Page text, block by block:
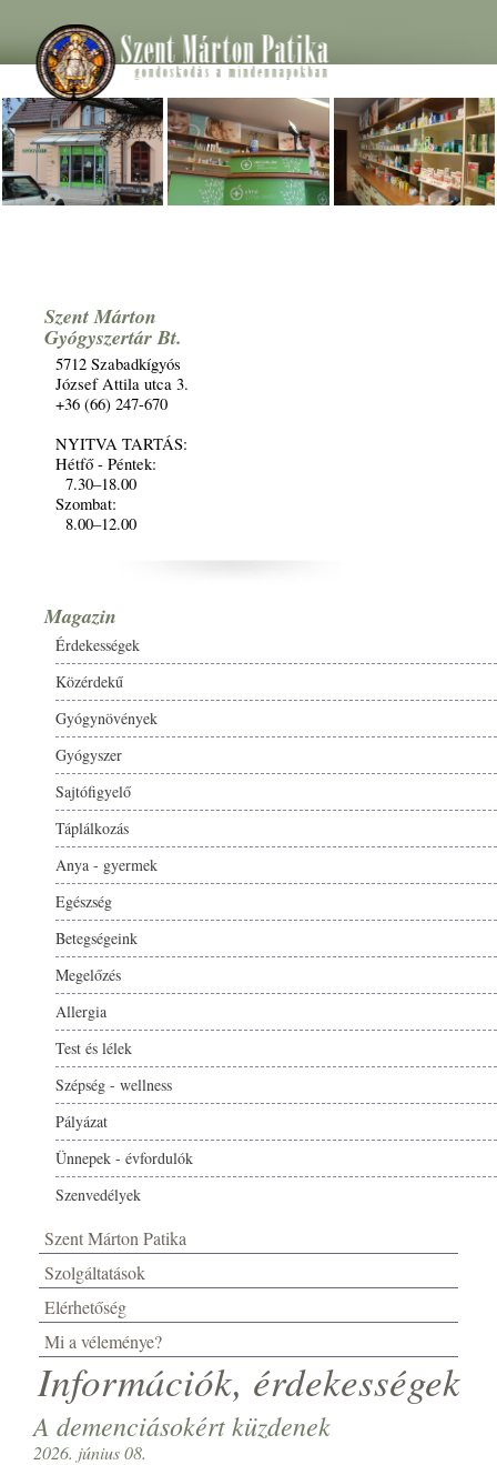
Szent Márton
Gyógyszertár Bt.
5712 Szabadkígyós
József Attila utca 3.
+36 (66) 247-670
NYITVA TARTÁS:
Hétfő - Péntek:
7.30–18.00
Szombat:
8.00–12.00
Magazin
Érdekességek
Közérdekű
Gyógynövények
Gyógyszer
Sajtófigyelő
Táplálkozás
Anya - gyermek
Egészség
Betegségeink
Megelőzés
Allergia
Test és lélek
Szépség - wellness
Pályázat
Ünnepek - évfordulók
Szenvedélyek
Szent Márton Patika
Szolgáltatások
Elérhetőség
Mi a véleménye?
Információk, érdekességek
A demenciásokért küzdenek
2026. június 08.